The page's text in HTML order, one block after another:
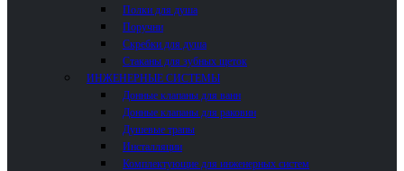
Полки для душа
Поручни
Скребки для душа
Стаканы для зубных щеток
ИНЖЕНЕРНЫЕ СИСТЕМЫ
Донные клапаны для ванн
Донные клапаны для раковин
Душевые трапы
Инсталляции
Комплектующие для инженерных систем